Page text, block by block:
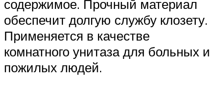
содержимое. Прочный материал
обеспечит долгую службу клозету.
Применяется в качестве
комнатного унитаза для больных и
пожилых людей.